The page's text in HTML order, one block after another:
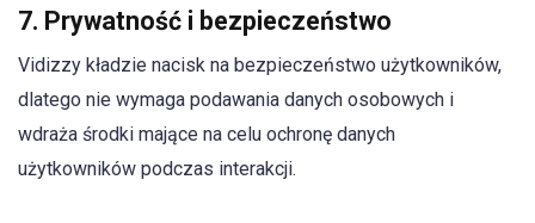
7. Prywatność i bezpieczeństwo
Vidizzy kładzie nacisk na bezpieczeństwo użytkowników,
dlatego nie wymaga podawania danych osobowych i
wdraża środki mające na celu ochronę danych
użytkowników podczas interakcji.